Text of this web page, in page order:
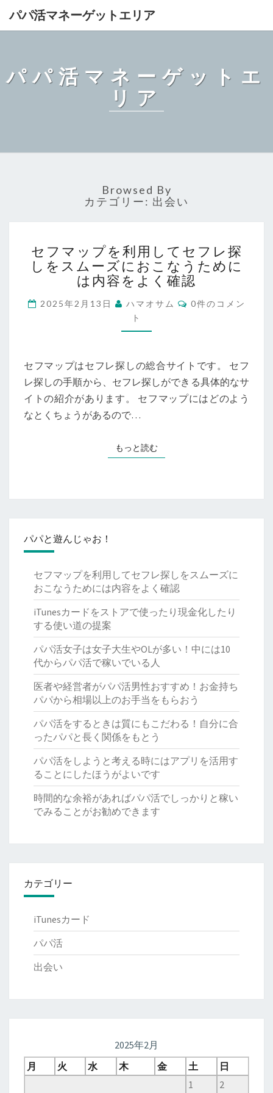
パパ活マネーゲットエリア
パパ活マネーゲットエ
リア
Browsed By
カテゴリー: 出会い
フ
マ
ッ
プ
を
利
用
セ
フ
レ
ス
お
た
め
に
は
容
を
よ
く
確
認
セフマップを利用してセフレ探
しをスムーズにおこなうために
は内容をよく確認
2025年2月13日 ハマオサム
コ
メ
0件のコメン
ト
セフマップはセフレ探しの総合サイトです。 セフ
レ探しの手順から、セフレ探しができる具体的なサ
イトの紹介があります。 セフマップにはどのよう
なとくちょうがあるので…
もっと読むもっと読む
パパと遊んじゃお！
セフマップを利用してセフレ探しをスムーズに
おこなうためには内容をよく確認
iTunesカードをストアで使ったり現金化したり
する使い道の提案
パパ活女子は女子大生やOLが多い！中には10
代からパパ活で稼いでいる人
医者や経営者がパパ活男性おすすめ！お金持ち
パパから相場以上のお手当をもらおう
パパ活をするときは質にもこだわる！自分に合
ったパパと長く関係をもとう
パパ活をしようと考える時にはアプリを活用す
ることにしたほうがよいです
時間的な余裕があればパパ活でしっかりと稼い
でみることがお勧めできます
カテゴリー
iTunesカード
パパ活
出会い
2025年2月
月
火 水 木 金 土
日
1
2